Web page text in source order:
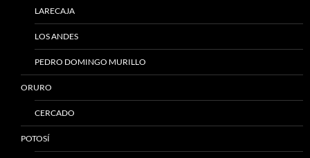
LARECAJA
LOS ANDES
PEDRO DOMINGO MURILLO
ORURO
CERCADO
POTOSÍ